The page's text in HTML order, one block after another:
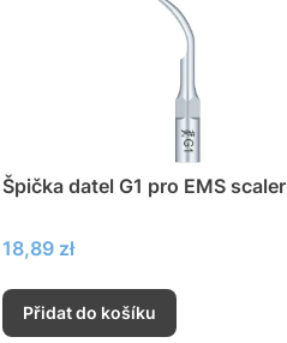
Špička datel G1 pro EMS scaler
Cena
18,89 zł
Přidat do košíku